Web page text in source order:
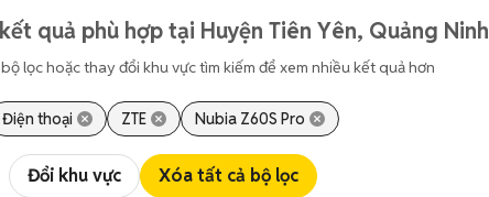
quả phù hợp tại Huyện Tiên Yên, Quảng Ninh
lọc hoặc thay đổi khu vực tìm kiếm để xem nhiều kết quả hơn
Điện thoại ZTE Nubia Z60S Pro
Đổi khu vực Xóa tất cả bộ lọc